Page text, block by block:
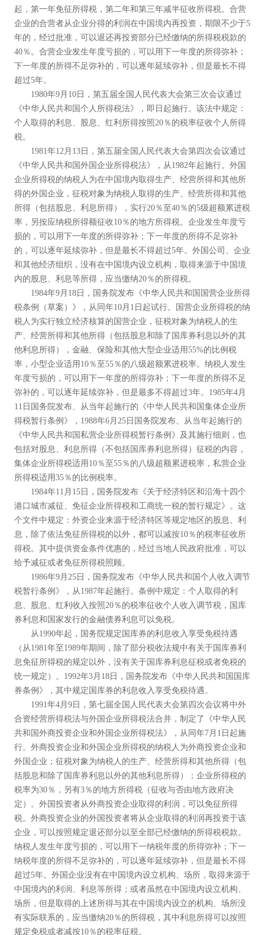
起，第一年免征所得税，第二年和第三年减半征收所得税。合营
企业的合营者从企业分得的利润在中国境内再投资，期限不少于5
年的，经过批准，可以退还再投资部分已经缴纳的所得税税款的
40％。合营企业发生年度亏损的，可以用下一年度的所得弥补；
下一年度的所得不足弥补的，可以逐年延续弥补，但是最长不得
超过5年。
1980年9月10日，第五届全国人民代表大会第三次会议通过
《中华人民共和国个人所得税法》，即日起施行。该法中规定：
个人取得的利息、股息、红利所得按照20％的税率征收个人所得
税。
1981年12月13日，第五届全国人民代表大会第四次会议通过
《中华人民共和国外国企业所得税法》，从1982年起施行。外国
企业所得税的纳税人为在中国境内取得生产、经营所得和其他所
得的外国企业，征税对象为纳税人取得的生产、经营所得和其他
所得（包括股息、利息所得），实行20％至40％的5级超额累进税
率，另按应纳税所得额征收10％的地方所得税。企业发生年度亏
损的，可以用下一年度的所得弥补；下一年度的所得不足弥补
的，可以逐年延续弥补，但是最长不得超过5年。外国公司、企业
和其他经济组织，没有在中国境内设立机构，取得来源于中国境
内的股息、利息等所得，应当缴纳20％的所得税。
1984年9月18日，国务院发布《中华人民共和国国营企业所得
税条例（草案）》，从同年10月1日起试行。国营企业所得税的纳
税人为实行独立经济核算的国营企业，征税对象为纳税人的生
产、经营所得和其他所得（包括股息和除了国库券利息以外的其
他利息所得），金融、保险和其他大型企业适用55%的比例税
率，小型企业适用10％至55％的八级超额累进税率。纳税人发生
年度亏损的，可以用下一年度的所得弥补；下一年度的所得不足
弥补的，可以逐年延续弥补，但是最多不得超过3年。1985年4月
11日国务院发布、从当年起施行的《中华人民共和国集体企业所
得税暂行条例》，1988年6月25日国务院发布、从当年起施行的
《中华人民共和国私营企业所得税暂行条例》及其施行细则，也
包括对股息、利息所得（不包括国库券利息所得）征税的内容，
集体企业所得税适用10％至55％的八级超额累进税率，私营企业
所得税适用35％的比例税率。
1984年11月15日，国务院发布《关于经济特区和沿海十四个
港口城市减征、免征企业所得税和工商统一税的暂行规定》。这
个文件中规定：外资企业来源于经济特区等规定地区的股息、利
息，除了依法免征所得税的以外，都可以减按10％的税率征收所
得税。其中提供资金条件优惠的，经过当地人民政府批准，可以
给予减征或者免征所得税照顾。
1986年9月25日，国务院发布《中华人民共和国个人收入调节
税暂行条例》，从1987年起施行。条例中规定：个人取得的利
息、股息、红利收入按照20％的税率征收个人收入调节税，国库
券利息和国家发行的金融债券利息可以免税。
从1990年起，国务院规定国库券的利息收入享受免税待遇
（从1981年至1989年期间，除了部分税收法规中有关于国库券利
息免征所得税的规定以外，没有关于国库券利息征税或者免税的
统一规定）。1992年3月18日，国务院发布《中华人民共和国国库
券条例》，其中规定国库券的利息收入享受免税待遇。
1991年4月9日，第七届全国人民代表大会第四次会议将中外
合资经营所得税法与外国企业所得税法合并，制定了《中华人民
共和国外商投资企业和外国企业所得税法》，从同年7月1日起施
行。外商投资企业和外国企业所得税的纳税人为外商投资企业和
外国企业；征税对象为纳税人的生产、经营所得和其他所得（包
括股息和除了国库券利息以外的其他利息所得）；企业所得税的
税率为30％，另有3％的地方所得税（征收与否由地方政府决
定）。外国投资者从外商投资企业取得的利润，可以免征所得
税。外商投资企业的外国投资者将从企业取得的利润再投资于该
企业，可以按照规定退还部分以至全部已经缴纳的所得税税款。
纳税人发生年度亏损的，可以用下一纳税年度的所得弥补；下一
纳税年度的所得不足弥补的，可以逐年延续弥补，但是最长不得
超过5年。外国企业没有在中国境内设立机构、场所，取得来源于
中国境内的利润、利息等所得；或者虽然在中国境内设立机构、
场所，但是取得的上述所得与其在中国境内设立的机构、场所没
有实际联系的，应当缴纳20％的所得税，其中利息所得可以按照
规定免税或者减按10％的税率征税。